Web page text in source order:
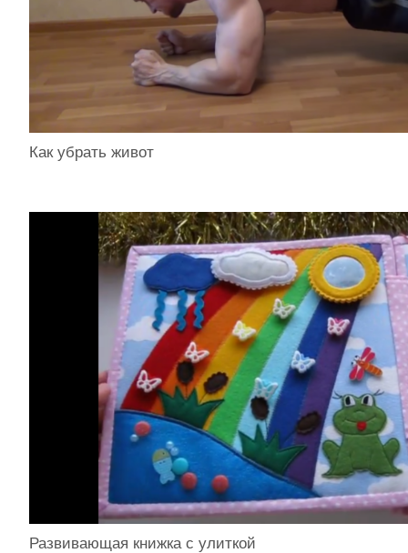
Как убрать живот
Развивающая книжка с улиткой